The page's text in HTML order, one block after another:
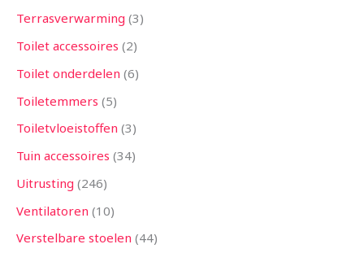
Terrasverwarming 3
Toilet accessoires 2
Toilet onderdelen 6
Toiletemmers 5
Toiletvloeistoffen 3
Tuin accessoires 34
Uitrusting 246
Ventilatoren 10
Verstelbare stoelen 44